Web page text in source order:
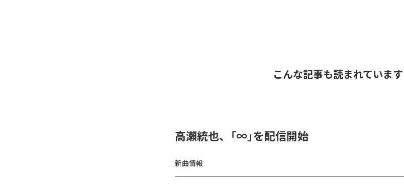
こんな記事も読まれています
高瀬統也、「∞」を配信開始
新曲情報